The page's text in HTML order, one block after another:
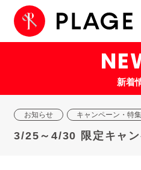
新着
お知らせ キャンペーン・特集
3/25～4/30 限定キャン